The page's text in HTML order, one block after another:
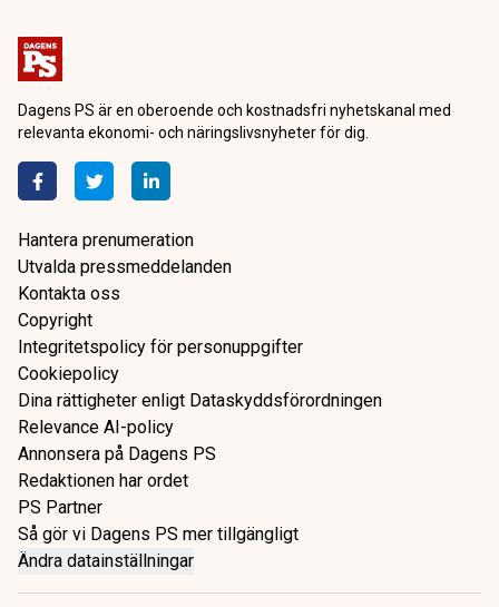
Dagens PS är en oberoende och kostnadsfri nyhetskanal med
relevanta ekonomi- och näringslivsnyheter för dig.
Hantera prenumeration
Utvalda pressmeddelanden
Kontakta oss
Copyright
Integritetspolicy för personuppgifter
Cookiepolicy
Dina rättigheter enligt Dataskyddsförordningen
Relevance AI-policy
Annonsera på Dagens PS
Redaktionen har ordet
PS Partner
Så gör vi Dagens PS mer tillgängligt
Ändra datainställningar